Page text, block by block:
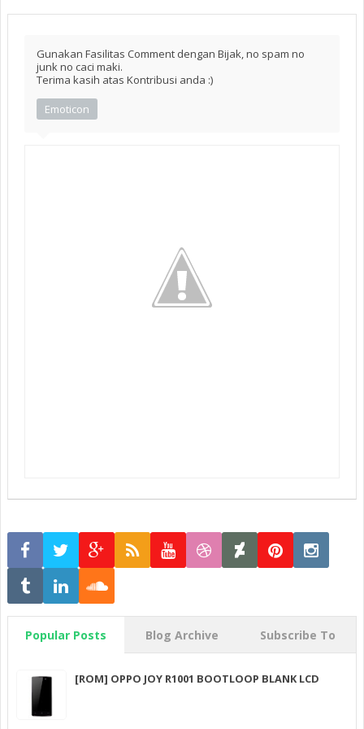
Gunakan Fasilitas Comment dengan Bijak, no spam no
junk no caci maki.
Terima kasih atas Kontribusi anda :)
Emoticon
Popular Posts Blog Archive Subscribe To
[ROM] OPPO JOY R1001 BOOTLOOP BLANK LCD